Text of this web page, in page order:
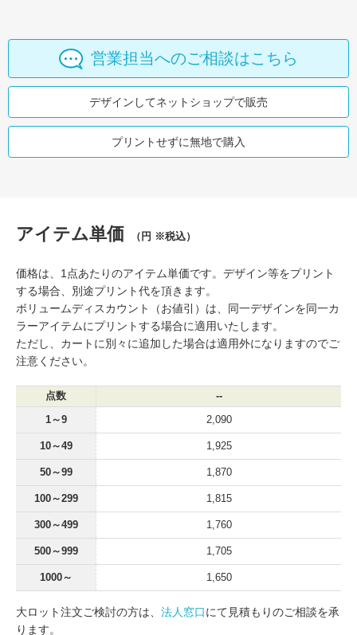
営業担当へのご相談はこちら
デザインしてネットショップで販売
プリントせずに無地で購入
アイテム単価 （円 ※税込）
価格は、1点あたりのアイテム単価です。デザイン等をプリント
する場合、別途プリント代を頂きます。
ボリュームディスカウント（お値引）は、同一デザインを同一カ
ラーアイテムにプリントする場合に適用いたします。
ただし、カートに別々に追加した場合は適用外になりますのでご
注意ください。
点数 --
1～9 2,090
10～49 1,925
50～99 1,870
100～299 1,815
300～499 1,760
500～999 1,705
1000～ 1,650
大ロット注文ご検討の方は、 法人窓口にて見積もりのご相談を承
ります。